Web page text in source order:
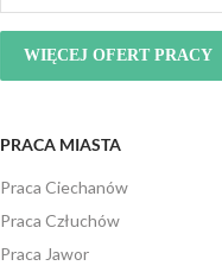
WIĘCEJ OFERT PRACY
PRACA MIASTA
Praca Ciechanów
Praca Człuchów
Praca Jawor